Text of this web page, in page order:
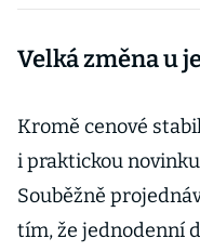
Velká změna u
Kromě cenové
i praktickou
Souběžně
tím, že jednodenní